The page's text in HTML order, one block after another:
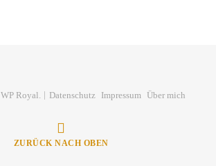
WP Royal. Datenschutz Impressum Über mich
ZURÜCK NACH OBEN